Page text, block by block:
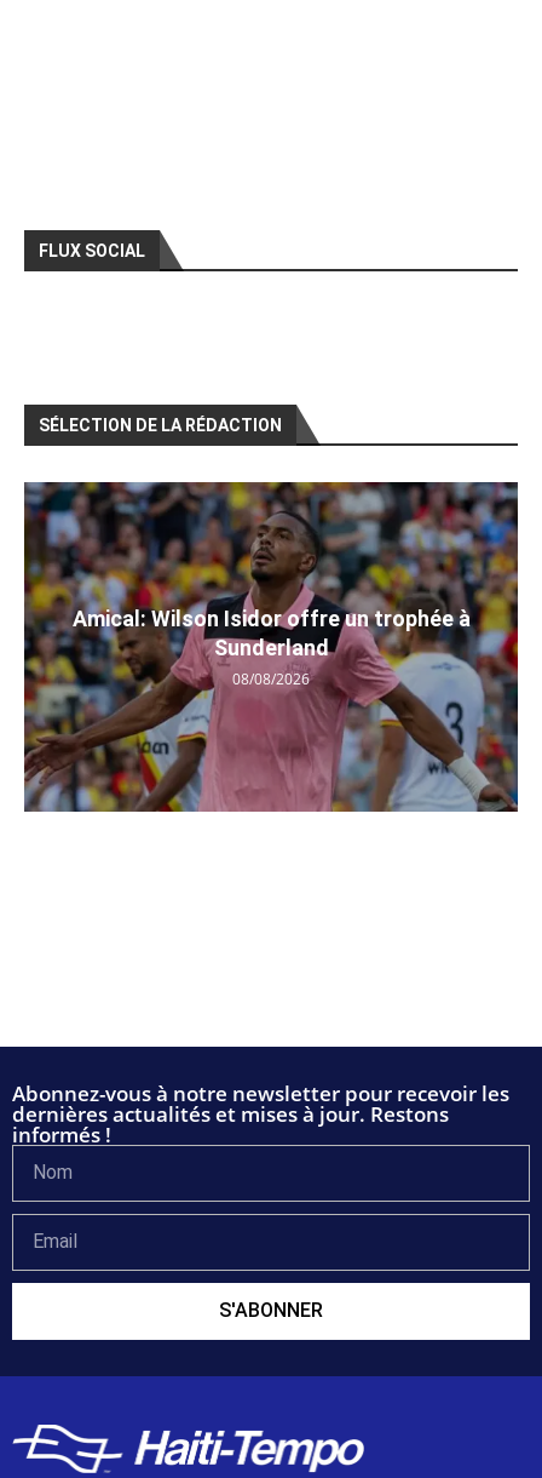
FLUX SOCIAL
SÉLECTION DE LA RÉDACTION
Amical: Wilson Isidor offre un trophée à
Sunderland
08/08/2026
Abonnez-vous à notre newsletter pour recevoir les
dernières actualités et mises à jour. Restons
informés !
S'ABONNER